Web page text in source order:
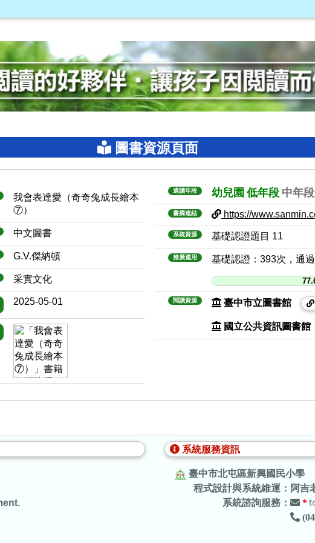
圖書資源頁面
我會表達愛（奇奇兔成長繪本
⑦）
中文圖書
G.V.傑納頓
采實文化
2025-05-01
適讀年段 幼兒園 低年段 中年段
書摘連結 https://
系統資源 基礎認證題目 11
推廣運用 基礎認證：393次，通
閱讀資源 臺中市立圖書館
國立公共資訊圖書館
系統服務資訊
臺中市北屯區新興國民小學
程式設計與系統維運：阿吉
系統諮詢服務：
*